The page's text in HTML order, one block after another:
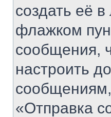
создать её
флажком
сообщения,
настроить
«Отправка